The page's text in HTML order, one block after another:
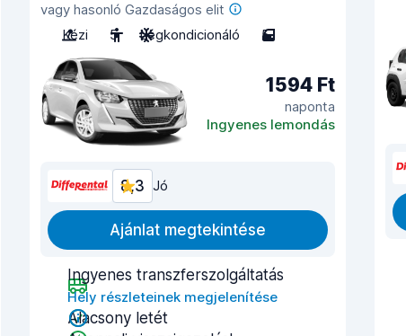
vagy hasonló Gazdaságos elit
Kézi
5 Légkondicionáló 5
1594 Ft
naponta
Ingyenes lemondás
8,3 Jó
Ajánlat megtekintése
Ingyenes transzferszolgáltatás
Hely részleteinek megjelenítése
Alacsony letét